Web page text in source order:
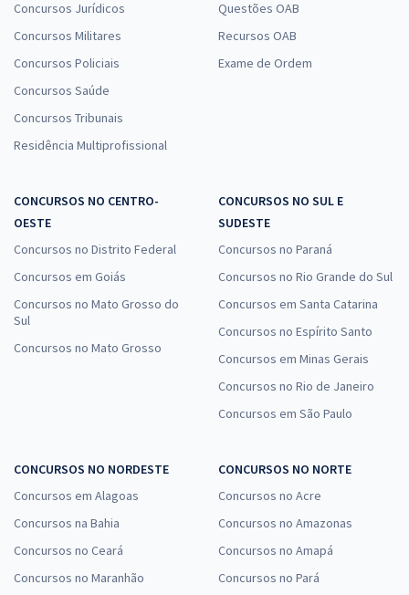
Concursos Jurídicos
Concursos Militares
Concursos Policiais
Concursos Saúde
Concursos Tribunais
Residência Multiprofissional
Questões OAB
Recursos OAB
Exame de Ordem
CONCURSOS NO CENTRO-
OESTE
Concursos no Distrito Federal
Concursos em Goiás
Concursos no Mato Grosso do
Sul
Concursos no Mato Grosso
CONCURSOS NO SUL E
SUDESTE
Concursos no Paraná
Concursos no Rio Grande do Sul
Concursos em Santa Catarina
Concursos no Espírito Santo
Concursos em Minas Gerais
Concursos no Rio de Janeiro
Concursos em São Paulo
CONCURSOS NO NORDESTE
Concursos em Alagoas
Concursos na Bahia
Concursos no Ceará
Concursos no Maranhão
CONCURSOS NO NORTE
Concursos no Acre
Concursos no Amazonas
Concursos no Amapá
Concursos no Pará